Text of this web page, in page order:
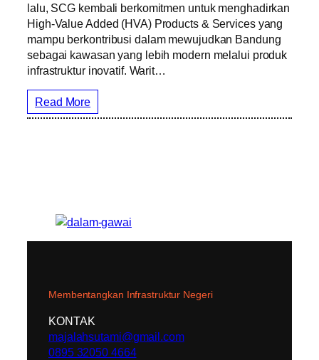
lalu, SCG kembali berkomitmen untuk menghadirkan
High-Value Added (HVA) Products & Services yang
mampu berkontribusi dalam mewujudkan Bandung
sebagai kawasan yang lebih modern melalui produk
infrastruktur inovatif. Warit…
Read More
Membentangkan Infrastruktur Negeri
KONTAK
majalahsutami@gmail.com
0895 32050 4664